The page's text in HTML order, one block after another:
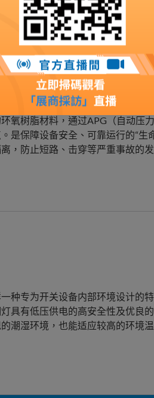
氧树脂材料，通过APG（自动压
是保障设备安全、可靠运行的“
，防止短路、击穿等严重事故的
种专为开关设备内部环境设计的
具有低压供电的高安全性及优良
潮湿环境，也能适应较高的环境